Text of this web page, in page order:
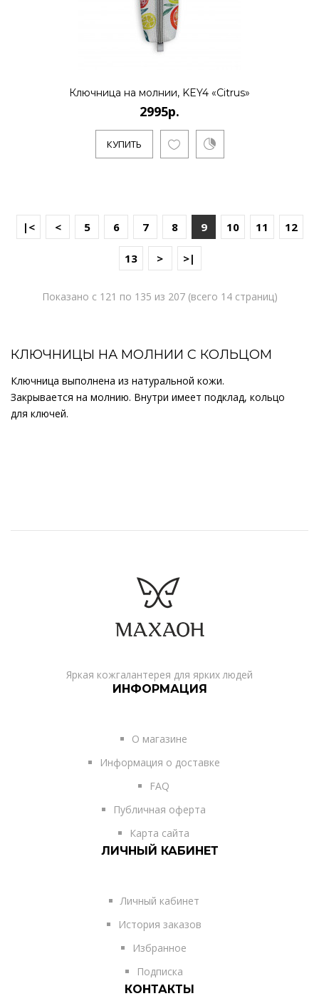
Ключница на молнии, KEY4 «Citrus»
2995р.
КУПИТЬ
|< < 5 6 7 8 9 10 11 12
13 > >|
Показано с 121 по 135 из 207 (всего 14 страниц)
КЛЮЧНИЦЫ НА МОЛНИИ С КОЛЬЦОМ
Ключница выполнена из натуральной кожи.
Закрывается на молнию. Внутри имеет подклад, кольцо
для ключей.
Яркая кожгалантерея для ярких людей
ИНФОРМАЦИЯ
О магазине
Информация о доставке
FAQ
Публичная оферта
Карта сайта
ЛИЧНЫЙ КАБИНЕТ
Личный кабинет
История заказов
Избранное
Подписка
КОНТАКТЫ